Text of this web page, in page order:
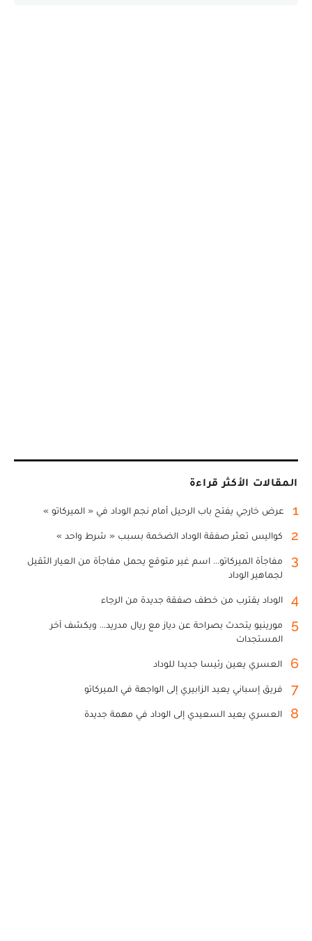
المقالات الأكثر قراءة
1 عرض خارجي يفتح باب الرحيل أمام نجم الوداد في « الميركاتو »
2 كواليس تعثر صفقة الوداد الضخمة بسبب « شرط واحد »
3
مفاجأة الميركاتو... اسم غير متوقع يحمل مفاجأة من العيار الثقيل
لجماهير الوداد
4 الوداد يقترب من خطف صفقة جديدة من الرجاء
5
مورينيو يتحدث بصراحة عن دياز مع ريال مدريد... ويكشف آخر
المستجدات
6 العسري يعين رئيسا جديدا للوداد
7 فريق إسباني يعيد الزابيري إلى الواجهة في الميركاتو
8 العسري يعيد السعيدي إلى الوداد في مهمة جديدة